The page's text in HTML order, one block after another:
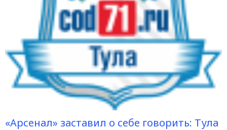
«Арсенал» заставил о себе говорить: Тула